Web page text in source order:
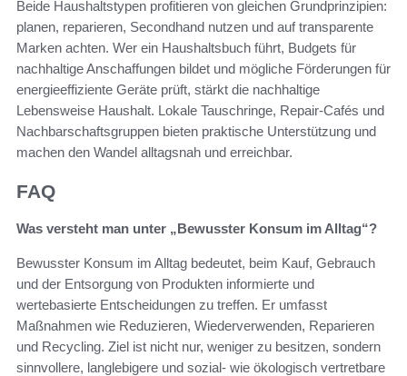
Beide Haushaltstypen profitieren von gleichen Grundprinzipien:
planen, reparieren, Secondhand nutzen und auf transparente
Marken achten. Wer ein Haushaltsbuch führt, Budgets für
nachhaltige Anschaffungen bildet und mögliche Förderungen für
energieeffiziente Geräte prüft, stärkt die nachhaltige
Lebensweise Haushalt. Lokale Tauschringe, Repair-Cafés und
Nachbarschaftsgruppen bieten praktische Unterstützung und
machen den Wandel alltagsnah und erreichbar.
FAQ
Was versteht man unter „Bewusster Konsum im Alltag“?
Bewusster Konsum im Alltag bedeutet, beim Kauf, Gebrauch
und der Entsorgung von Produkten informierte und
wertebasierte Entscheidungen zu treffen. Er umfasst
Maßnahmen wie Reduzieren, Wiederverwenden, Reparieren
und Recycling. Ziel ist nicht nur, weniger zu besitzen, sondern
sinnvollere, langlebigere und sozial- wie ökologisch vertretbare